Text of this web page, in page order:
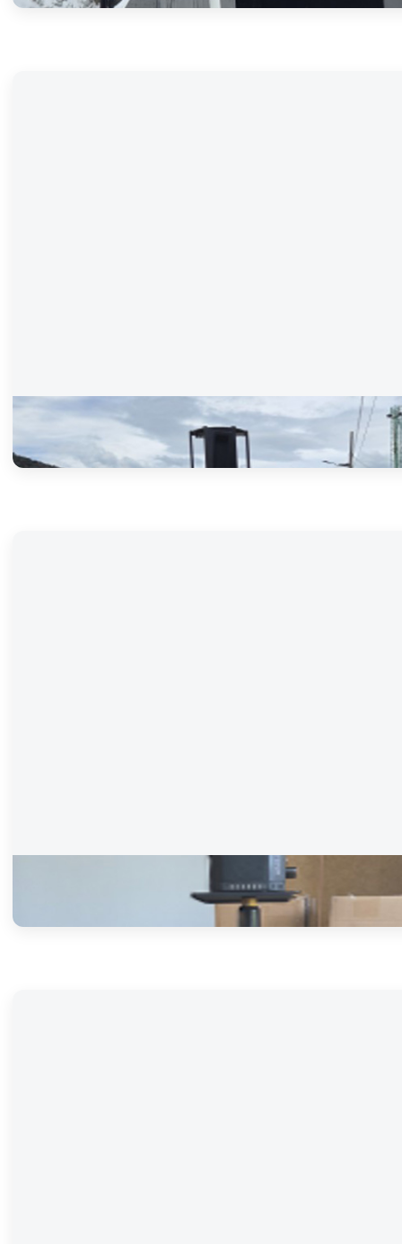
이동형 CCTV
도로 관로 공사
근접 충돌예방장치